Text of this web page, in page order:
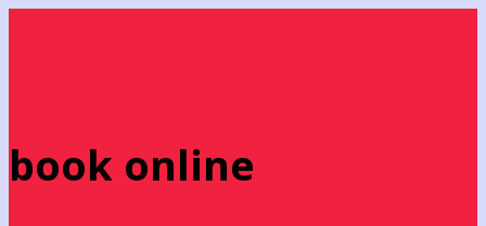
book online